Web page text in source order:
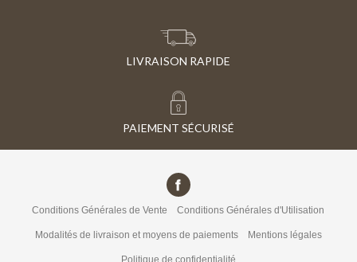
LIVRAISON RAPIDE
PAIEMENT SÉCURISÉ
Conditions Générales de Vente Conditions Générales d'Utilisation
Modalités de livraison et moyens de paiements Mentions légales